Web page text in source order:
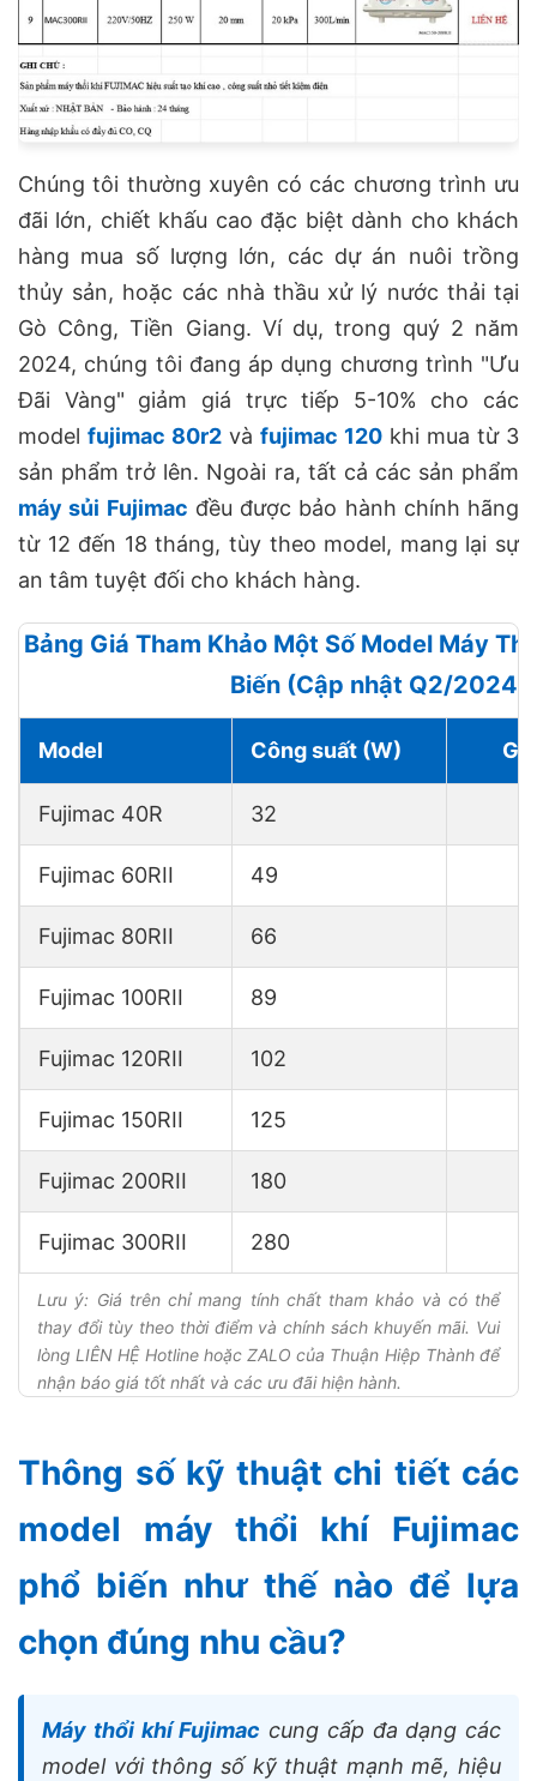
Chúng tôi thường xuyên có các chương trình ưu
đãi lớn, chiết khấu cao đặc biệt dành cho khách
hàng mua số lượng lớn, các dự án nuôi trồng
thủy sản, hoặc các nhà thầu xử lý nước thải tại
Gò Công, Tiền Giang. Ví dụ, trong quý 2 năm
2024, chúng tôi đang áp dụng chương trình "Ưu
Đãi Vàng" giảm giá trực tiếp 5-10% cho các
model fujimac 80r2 và fujimac 120 khi mua từ 3
sản phẩm trở lên. Ngoài ra, tất cả các sản phẩm
máy sủi Fujimac đều được bảo hành chính hãng
từ 12 đến 18 tháng, tùy theo model, mang lại sự
an tâm tuyệt đối cho khách hàng.
Bảng Giá Tham Khảo Một Số Model Máy
Biến (Cập nhật Q2/2024)
Model Công suất (W)
Fujimac 40R 32
Fujimac 60RII 49
Fujimac 80RII 66
Fujimac 100RII 89
Fujimac 120RII 102
Fujimac 150RII 125
Fujimac 200RII 180
Fujimac 300RII 280
Lưu ý: Giá trên chỉ mang tính chất tham khảo và có thể
thay đổi tùy theo thời điểm và chính sách khuyến mãi. Vui
lòng LIÊN HỆ Hotline hoặc ZALO của Thuận Hiệp Thành để
nhận báo giá tốt nhất và các ưu đãi hiện hành.
Thông số kỹ thuật chi tiết các
model máy thổi khí Fujimac
phổ biến như thế nào để lựa
chọn đúng nhu cầu?
Máy thổi khí Fujimac cung cấp đa dạng các
model với thông số kỹ thuật mạnh mẽ, hiệu